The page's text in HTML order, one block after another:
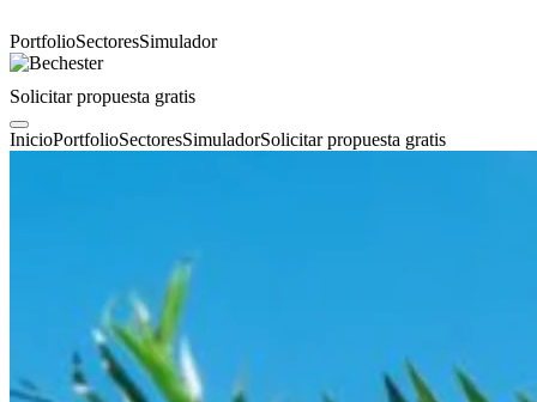
PortfolioSectoresSimulador
Solicitar propuesta gratis
InicioPortfolioSectoresSimuladorSolicitar propuesta gratis